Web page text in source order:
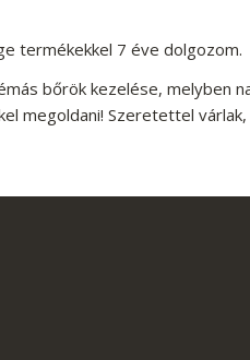
termékekkel 7 éve dolgozom.
bőrök kezelése, melyben
megoldani! Szeretettel